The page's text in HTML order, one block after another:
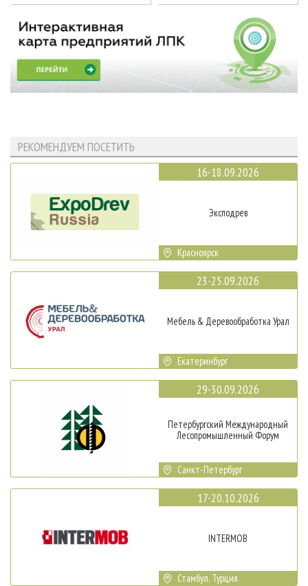
РЕКОМЕНДУЕМ ПОСЕТИТЬ
16-18.09.2026
Эксподрев
Красноярск
23-25.09.2026
Мебель & Деревообработка Урал
Екатеринбург
29-30.09.2026
Петербургский Международный
Лесопромышленный Форум
Санкт-Петербург
17-20.10.2026
INTERMOB
Стамбул, Турция